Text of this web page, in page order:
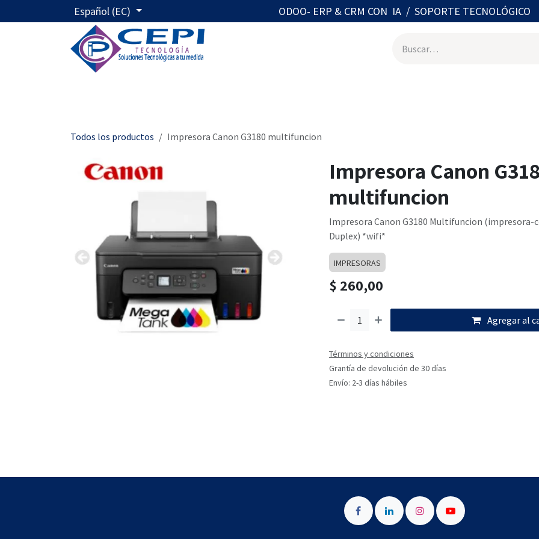
Español (EC) ODOO- ERP & CRM CON IA / SOPORTE TECNOLÓGICO
Todos los productos Impresora Canon G3180 multifuncion
Impresora Canon
multifuncion
Impresora Canon G3180 Multifuncion (impresora-
Duplex) *wifi*
IMPRESORAS
$ 260,00
Agregar al
Términos y condiciones
Grantía de devolución de 30 días
Envío: 2-3 días hábiles